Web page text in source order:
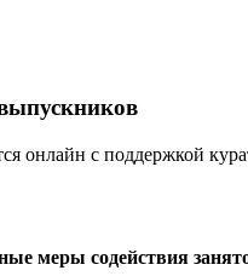
онлайн с поддержкой
меры содействия